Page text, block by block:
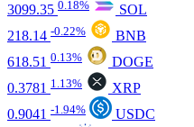
3099.35 0.18%
SOL
218.14 -0.22%
BNB
618.51 0.13%
DOGE
0.3781 1.13%
XRP
0.9041 -1.94%
USDC